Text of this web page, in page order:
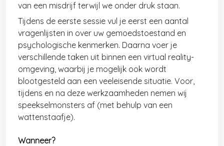
van een misdrijf terwijl we onder druk staan.
Tijdens de eerste sessie vul je eerst een aantal
vragenlijsten in over uw gemoedstoestand en
psychologische kenmerken. Daarna voer je
verschillende taken uit binnen een virtual reality-
omgeving, waarbij je mogelijk ook wordt
blootgesteld aan een veeleisende situatie. Voor,
tijdens en na deze werkzaamheden nemen wij
speekselmonsters af (met behulp van een
wattenstaafje).
Wanneer?